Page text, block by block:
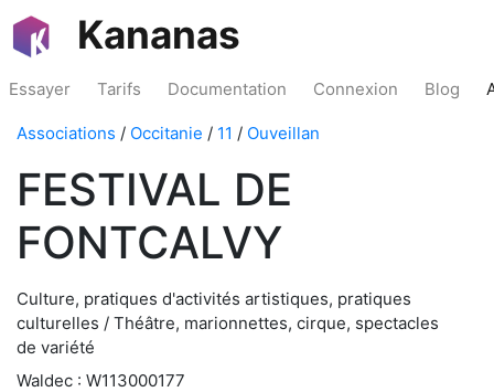
Kananas
Essayer Tarifs Documentation Connexion Blog
Associations / Occitanie / 11 / Ouveillan
FESTIVAL DE
FONTCALVY
Culture, pratiques d'activités artistiques, pratiques
culturelles / Théâtre, marionnettes, cirque, spectacles
de variété
Waldec : W113000177